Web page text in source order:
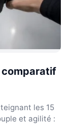
comparatif
les 15
et agilité :